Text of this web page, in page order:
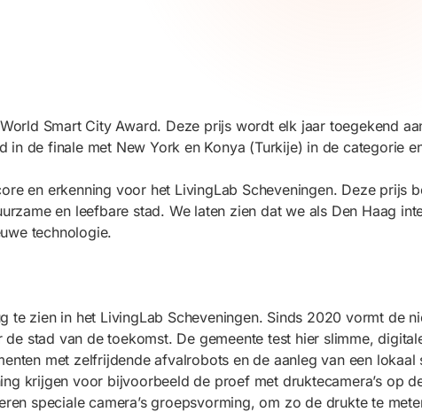
Smart City Award. Deze prijs wordt elk jaar toegekend
de finale met New York en Konya (Turkije) in de categorie
en erkenning voor het LivingLab Scheveningen. Deze prijs
en leefbare stad. We laten zien dat we als Den Haag
technologie.
te zien in het LivingLab Scheveningen. Sinds 2020 vormt de
stad van de toekomst. De gemeente test hier slimme,
met zelfrijdende afvalrobots en de aanleg van een
krijgen voor bijvoorbeeld de proef met druktecamera’s op
speciale camera’s groepsvorming, om zo de drukte te